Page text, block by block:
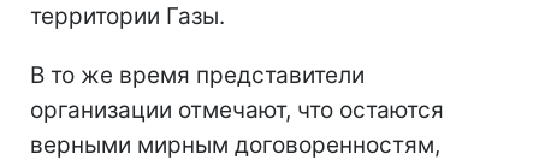
территории Газы.
В то же время представители
организации отмечают, что остаются
верными мирным договоренностям,